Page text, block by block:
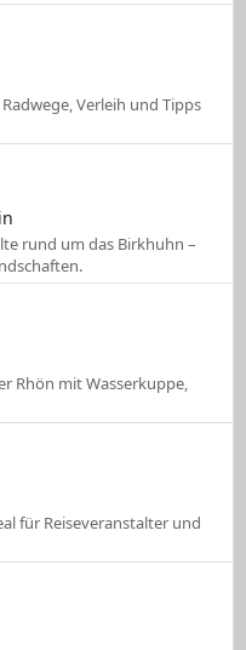
Verleih und Tipps
rund um das Birkhuhn –
Rhön mit Wasserkuppe,
für Reiseveranstalter und